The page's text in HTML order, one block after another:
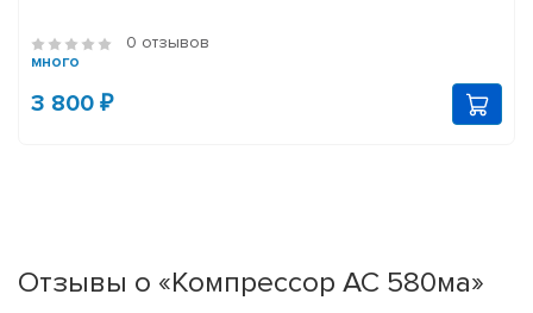
0 отзывов
много
3 800 ₽
Отзывы о «Компрессор АС 580ма»